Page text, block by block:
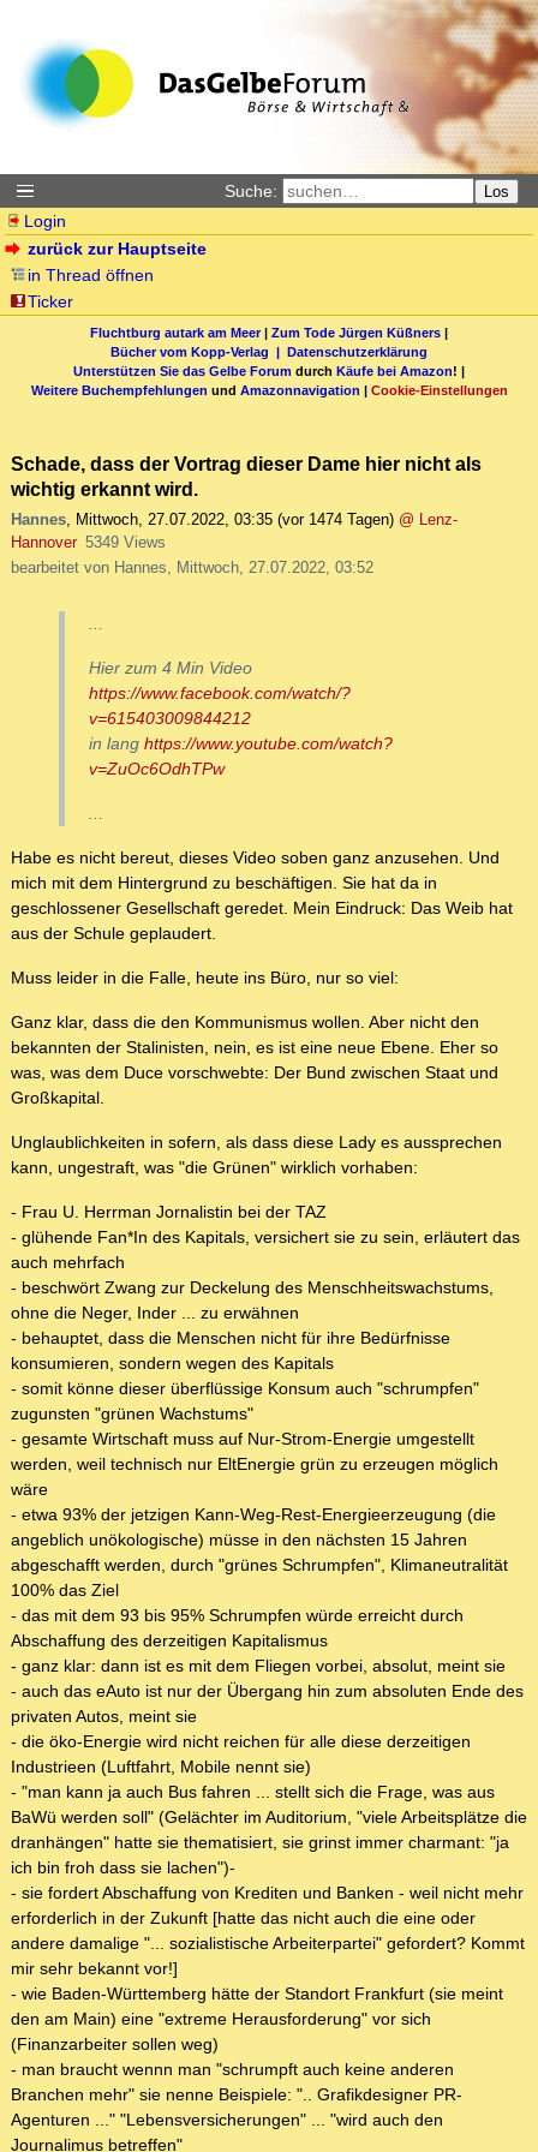
Suche: Los
Login
zurück zur Hauptseite
in Thread öffnen
Ticker
Fluchtburg autark am Meer| Zum Tode Jürgen Küßners |
Bücher vom Kopp-Verlag | Datenschutzerklärung
Unterstützen Sie das Gelbe Forum durch Käufe bei Amazon! |
Weitere Buchempfehlungen und Amazonnavigation | Cookie-Einstellungen
Schade, dass der Vortrag dieser Dame hier nicht als
wichtig erkannt wird.
Hannes, Mittwoch, 27.07.2022, 03:35 (vor 1474 Tagen) @ Lenz-
Hannover 5349 Views
bearbeitet von Hannes, Mittwoch, 27.07.2022, 03:52
...
Hier zum 4 Min Video
https://www.facebook.com/watch/?
v=615403009844212
in lang https://www.youtube.com/watch?
v=ZuOc6OdhTPw
...
Habe es nicht bereut, dieses Video soben ganz anzusehen. Und
mich mit dem Hintergrund zu beschäftigen. Sie hat da in
geschlossener Gesellschaft geredet. Mein Eindruck: Das Weib hat
aus der Schule geplaudert.
Muss leider in die Falle, heute ins Büro, nur so viel:
Ganz klar, dass die den Kommunismus wollen. Aber nicht den
bekannten der Stalinisten, nein, es ist eine neue Ebene. Eher so
was, was dem Duce vorschwebte: Der Bund zwischen Staat und
Großkapital.
Unglaublichkeiten in sofern, als dass diese Lady es aussprechen
kann, ungestraft, was "die Grünen" wirklich vorhaben:
- Frau U. Herrman Jornalistin bei der TAZ
- glühende Fan*In des Kapitals, versichert sie zu sein, erläutert das
auch mehrfach
- beschwört Zwang zur Deckelung des Menschheitswachstums,
ohne die Neger, Inder ... zu erwähnen
- behauptet, dass die Menschen nicht für ihre Bedürfnisse
konsumieren, sondern wegen des Kapitals
- somit könne dieser überflüssige Konsum auch "schrumpfen"
zugunsten "grünen Wachstums"
- gesamte Wirtschaft muss auf Nur-Strom-Energie umgestellt
werden, weil technisch nur EltEnergie grün zu erzeugen möglich
wäre
- etwa 93% der jetzigen Kann-Weg-Rest-Energieerzeugung (die
angeblich unökologische) müsse in den nächsten 15 Jahren
abgeschafft werden, durch "grünes Schrumpfen", Klimaneutralität
100% das Ziel
- das mit dem 93 bis 95% Schrumpfen würde erreicht durch
Abschaffung des derzeitigen Kapitalismus
- ganz klar: dann ist es mit dem Fliegen vorbei, absolut, meint sie
- auch das eAuto ist nur der Übergang hin zum absoluten Ende des
privaten Autos, meint sie
- die öko-Energie wird nicht reichen für alle diese derzeitigen
Industrieen (Luftfahrt, Mobile nennt sie)
- "man kann ja auch Bus fahren ... stellt sich die Frage, was aus
BaWü werden soll" (Gelächter im Auditorium, "viele Arbeitsplätze die
dranhängen" hatte sie thematisiert, sie grinst immer charmant: "ja
ich bin froh dass sie lachen")-
- sie fordert Abschaffung von Krediten und Banken - weil nicht mehr
erforderlich in der Zukunft [hatte das nicht auch die eine oder
andere damalige "... sozialistische Arbeiterpartei" gefordert? Kommt
mir sehr bekannt vor!]
- wie Baden-Württemberg hätte der Standort Frankfurt (sie meint
den am Main) eine "extreme Herausforderung" vor sich
(Finanzarbeiter sollen weg)
- man braucht wennn man "schrumpft auch keine anderen
Branchen mehr" sie nenne Beispiele: ".. Grafikdesigner PR-
Agenturen ..." "Lebensversicherungen" ... "wird auch den
Journalimus betreffen"